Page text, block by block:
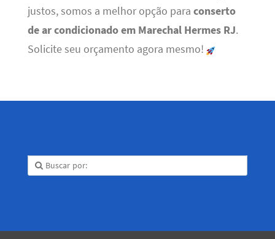
justos, somos a melhor opção para conserto
de ar condicionado em Marechal Hermes RJ.
Solicite seu orçamento agora mesmo!